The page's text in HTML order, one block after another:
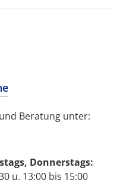
Beratung unter:
Donnerstags:
u. 13:00 bis 15:00